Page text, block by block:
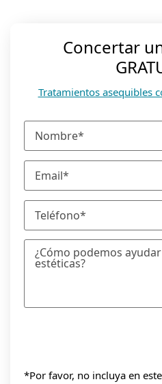
Concertar
Tratamientos asequibles
N
m
r
e
E
a
l
T
l
n
M
a
*Por favor, no incluya en